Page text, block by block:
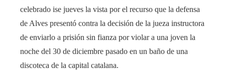
celebrado ise jueves la vista por el recurso que la defensa
de Alves presentó contra la decisión de la jueza instructora
de enviarlo a prisión sin fianza por violar a una joven la
noche del 30 de diciembre pasado en un baño de una
discoteca de la capital catalana.